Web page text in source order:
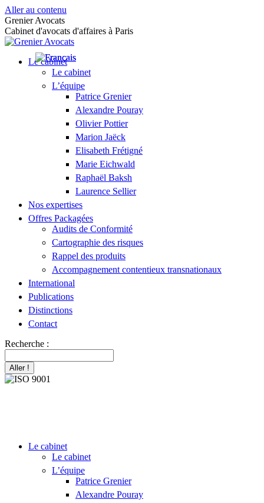
Aller au contenu
Grenier Avocats
Cabinet d'avocats d'affaires à Paris
Le cabinet
Le cabinet
L’équipe
Patrice Grenier
Alexandre Pouray
Olivier Pottier
Marion Jaëck
Elisabeth Frétigné
Marie Eichwald
Raphaël Baksh
Laurence Sellier
Nos expertises
Offres Packagées
Audits de Conformité
Cartographie des risques
Rappel des produits
Accompagnement contentieux transnationaux
International
Publications
Distinctions
Contact
Recherche :
Le cabinet
Le cabinet
L’équipe
Patrice Grenier
Alexandre Pouray